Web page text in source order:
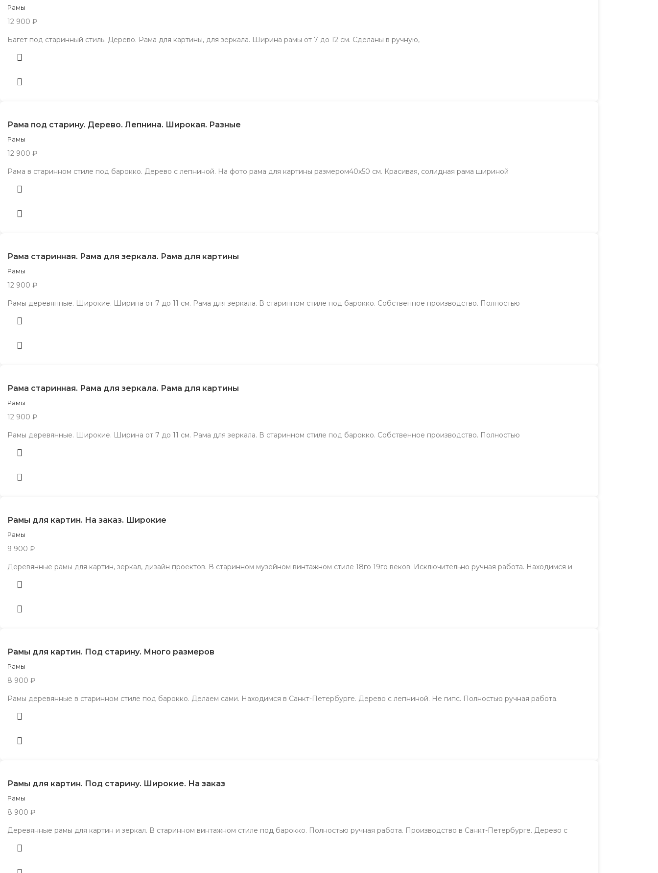
Рамы
12 900 ₽
Багет под старинный стиль. Дерево. Рама для картины, для зеркала. Ширина рамы от 7 до 12 см. Сделаны в ручную,
Рама под старину. Дерево. Лепнина. Широкая. Разные
Рамы
12 900 ₽
Рама в старинном стиле под барокко. Дерево с лепниной. На фото рама для картины размером40х50 см. Красивая, солидная рама шириной
Рама старинная. Рама для зеркала. Рама для картины
Рамы
12 900 ₽
Рамы деревянные. Широкие. Ширина от 7 до 11 см. Рама для зеркала. В старинном стиле под барокко. Собственное производство. Полностью
Рама старинная. Рама для зеркала. Рама для картины
Рамы
12 900 ₽
Рамы деревянные. Широкие. Ширина от 7 до 11 см. Рама для зеркала. В старинном стиле под барокко. Собственное производство. Полностью
Рамы для картин. На заказ. Широкие
Рамы
9 900 ₽
Деревянные рамы для картин, зеркал, дизайн проектов. В старинном музейном винтажном стиле 18го 19го веков. Исключительно ручная работа. Находимся и
Рамы для картин. Под старину. Много размеров
Рамы
8 900 ₽
Рамы деревянные в старинном стиле под барокко. Делаем сами. Находимся в Санкт-Петербурге. Дерево с лепниной. Не гипс. Полностью ручная работа.
Рамы для картин. Под старину. Широкие. На заказ
Рамы
8 900 ₽
Деревянные рамы для картин и зеркал. В старинном винтажном стиле под барокко. Полностью ручная работа. Производство в Санкт-Петербурге. Дерево с